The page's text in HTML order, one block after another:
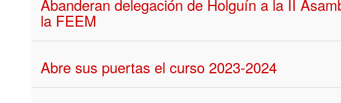
Abanderan delegación de Holguín a la II
la FEEM
Abre sus puertas el curso 2023-2024